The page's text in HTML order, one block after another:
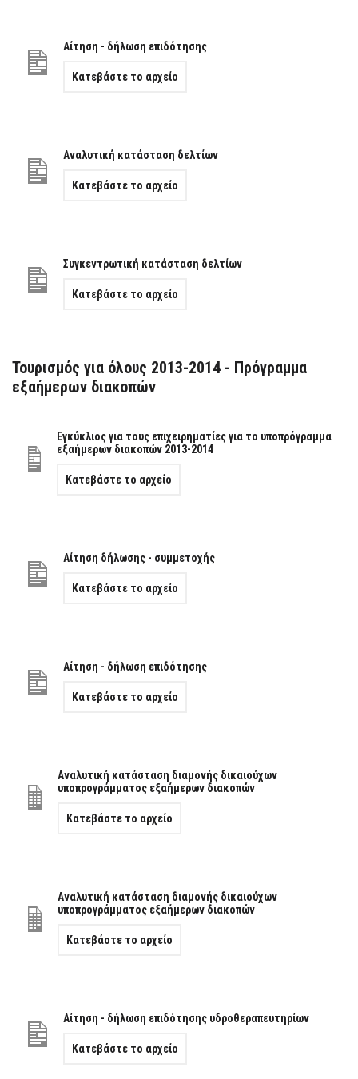
Αίτηση - δήλωση επιδότησης
Κατεβάστε το αρχείο
Αναλυτική κατάσταση δελτίων
Κατεβάστε το αρχείο
Συγκεντρωτική κατάσταση δελτίων
Κατεβάστε το αρχείο
Τουρισμός για όλους 2013-2014 - Πρόγραμμα
εξαήμερων διακοπών
Εγκύκλιος για τους επιχειρηματίες για το υποπρόγραμμα
εξαήμερων διακοπών 2013-2014
Κατεβάστε το αρχείο
Αίτηση δήλωσης - συμμετοχής
Κατεβάστε το αρχείο
Αίτηση - δήλωση επιδότησης
Κατεβάστε το αρχείο
Αναλυτική κατάσταση διαμονής δικαιούχων
υποπρογράμματος εξαήμερων διακοπών
Κατεβάστε το αρχείο
Αναλυτική κατάσταση διαμονής δικαιούχων
υποπρογράμματος εξαήμερων διακοπών
Κατεβάστε το αρχείο
Αίτηση - δήλωση επιδότησης υδροθεραπευτηρίων
Κατεβάστε το αρχείο